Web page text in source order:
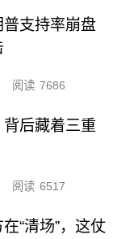
支持率崩盘
阅读 7686
后藏着三重
阅读 6517
“清场”，这仗